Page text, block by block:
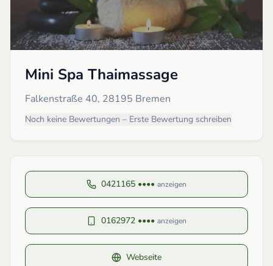
Mini Spa Thaimassage
Falkenstraße 40, 28195 Bremen
Noch keine Bewertungen – Erste Bewertung schreiben
0421165 •••• anzeigen
0162972 •••• anzeigen
Webseite